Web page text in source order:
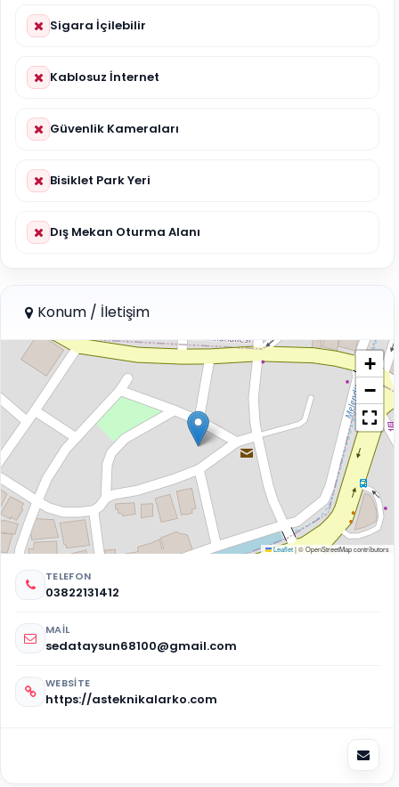
Sigara İçilebilir
Kablosuz İnternet
Güvenlik Kameraları
Bisiklet Park Yeri
Dış Mekan Oturma Alanı
Konum / İletişim
+
−
Leaflet|© OpenStreetMap contributors
TELEFON
03822131412
MAIL
sedataysun68100@gmail.com
WEBSITE
https://asteknikalarko.com